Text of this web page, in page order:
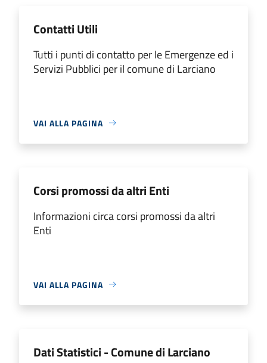
Contatti Utili
Tutti i punti di contatto per le Emergenze ed i
Servizi Pubblici per il comune di Larciano
VAI ALLA PAGINA
Corsi promossi da altri Enti
Informazioni circa corsi promossi da altri
Enti
VAI ALLA PAGINA
Dati Statistici - Comune di Larciano